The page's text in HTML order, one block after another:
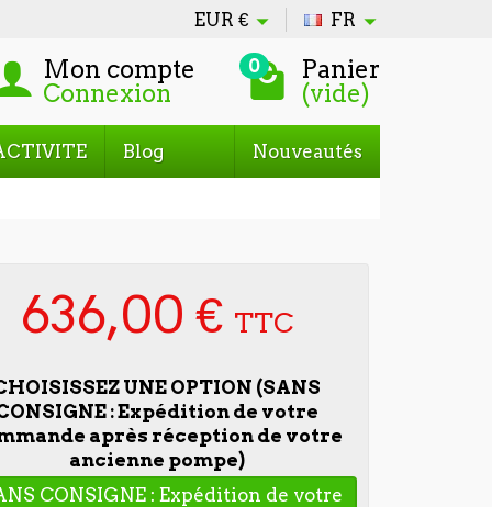
EUR € FR
Mon compte
Connexion
0 Panier
(vide)
Blog Nouveautés
636,00 € TTC
UNE OPTION (SANS
: Expédition de votre
après réception de votre
ancienne pompe)
CONSIGNE : Expédition de votre